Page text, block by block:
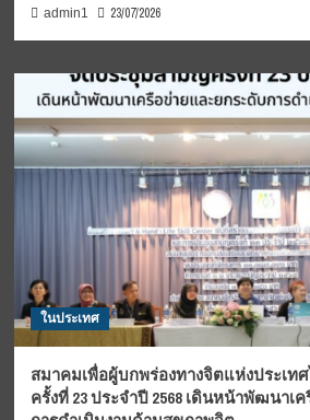
admin1 23/07/2026
ในประเทศ
สมาคมเพื่อผู้บกพร่องทางจิตแห่งประเ
ครั้งที่ 23 ประจำปี 2568 เดินหน้าพัฒนาเ